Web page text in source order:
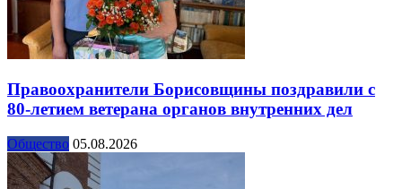
Правоохранители Борисовщины поздравили с
80-летием ветерана органов внутренних дел
Общество 05.08.2026